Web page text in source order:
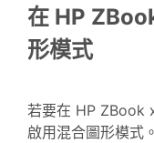
在 HP
形模式
若要在 HP ZBook
啟用混合圖形模式